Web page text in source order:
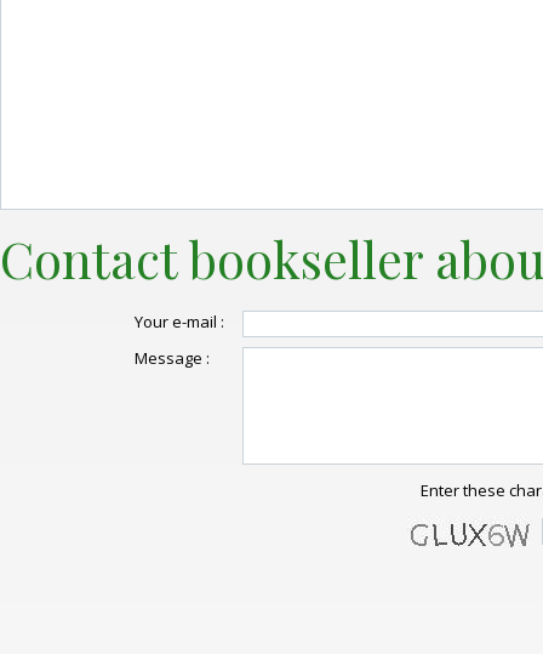
Contact bookseller
Your e-mail :
Message :
Enter these